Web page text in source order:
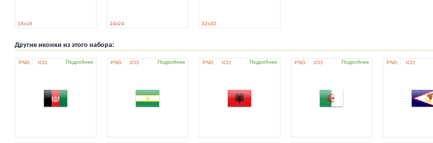
16x16 24x24 32x32
Другие иконки из этого набора:
PNG ICO Подробнее PNG ICO Подробнее PNG ICO Подробнее PNG ICO Подробнее PNG ICO